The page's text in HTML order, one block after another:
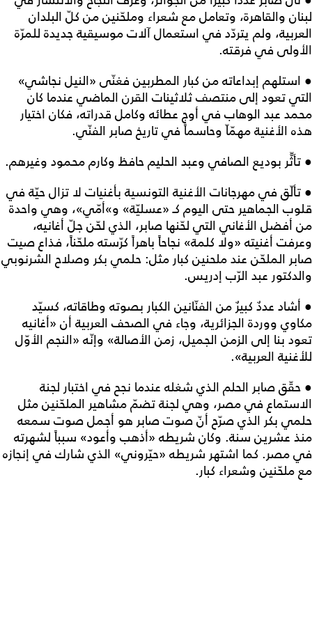
لبنان والقاهرة، وتعامل مع شعراء وملحّنين من كلّ البلدان
العربية، ولم يتردّد في استعمال آلات موسيقية جديدة للمرّة
الأولى في فرقته.
● استلهم إبداعاته من كبار المطربين فغنّى «النيل نجاشي»
التي تعود إلى منتصف ثلاثينات القرن الماضي عندما كان
محمد عبد الوهاب في أوج عطائه وكامل قدراته، فكان اختيار
هذه الأغنية مهمّاّ وحاسماً في تاريخ صابر الفنّي.
● تأثّّر بوديع الصافي وعبد الحليم حافظ وكارم محمود وغيرهم.
● تألّق في مهرجانات الأغنية التونسية بأغنيات لا تزال حيّة في
قلوب الجماهير حتى اليوم كـ «عسليّة» و»أمّي»، وهي واحدة
من أفضل الأغاني التي لحّنها صابر، الذي لحّن جلّ أغانيه،
وعرفت أغنيته «ولا كلمة» نجاحاً باهراً كرّسته ملحّناً، فذاع صيت
صابر الملحّن عند ملحنين كبار مثل: حلمي بكر وصلاح الشرنوبي
والدكتور عبد الرّب إدريس.
● أشاد عددٌ كبيرٌ من الفنّانين الكبار بصوته وطاقاته، كسيّد
مكاوي ووردة الجزائرية، وجاء في الصحف العربية أن «أغانيه
تعود بنا إلى الزمن الجميل، زمن الأصالة» وإنّه «النجم الأوّل
للأغنية العربية».
● حقّق صابر الحلم الذي شغله عندما نجح في اختبار لجنة
الاستماع في مصر، وهي لجنة تضمّ مشاهير الملحّنين مثل
حلمي بكر الذي صرّح أنّ صوت صابر هو أجمل صوت سمعه
منذ عشرين سنة. وكان شريطه «أذهب وأعود» سبباً لشهرته
في مصر. كما اشتهر شريطه «حيّروني» الذي شارك في إنجازه
مع ملحّنين وشعراء كبار.